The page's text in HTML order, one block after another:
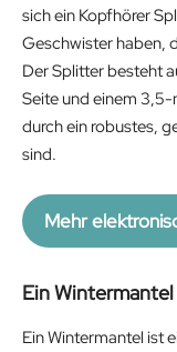
sich ein Kopfhörer
Geschwister haben,
Der Splitter besteht
Seite und einem
durch ein robustes,
sind.
Mehr
Ein Wintermantel
Ein Wintermantel ist